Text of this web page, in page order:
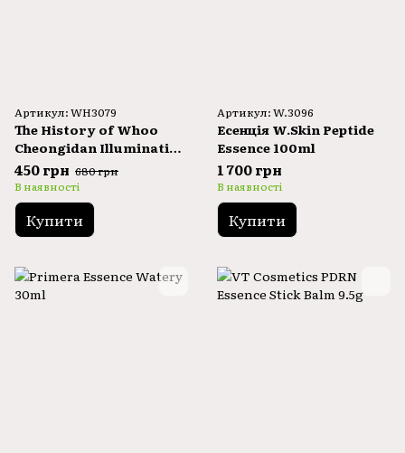
Артикул: WH3079
The History of Whoo
Cheongidan Illuminating
Regenerating Essence
8ml
450 грн 680 грн
В наявності
Купити
Артикул: W.3096
Есенція W.Skin Peptide
Essence 100ml
1 700 грн
В наявності
Купити